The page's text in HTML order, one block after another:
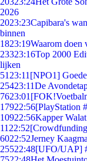
2026
2023:23Capibara's
binnen
1823:19Waarom doen
23323:16Top 2000
lijken
51 23:11 [NPO1]
25423:11De
7623:01
17922:56[PlayStation
10922:56Kapper
11 22:52
6022:52Jerney
25522:48[UFO/UAP]